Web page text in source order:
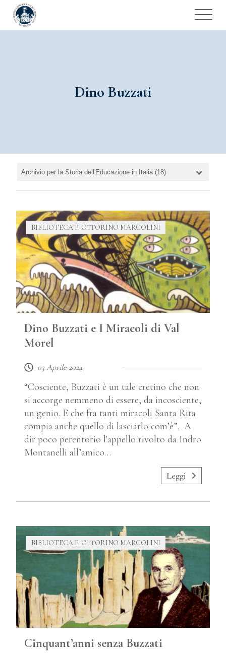
Dino Buzzati
BIBLIOTECA P. OTTORINO MARCOLINI
Dino Buzzati e I Miracoli di Val
Morel
03 Aprile 2024
“Cosciente, Buzzati è un tale cretino che non
si accorge nemmeno di essere, da incosciente,
un genio. E che fra tanti miracoli Santa Rita
compia anche quello di lasciarlo com’è”. A
dir poco perentorio l'appello rivolto da Indro
Montanelli all’amico…
Leggi
BIBLIOTECA P. OTTORINO MARCOLINI
Cinquant’anni senza Buzzati